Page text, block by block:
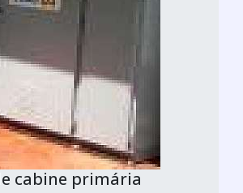
cabine primária